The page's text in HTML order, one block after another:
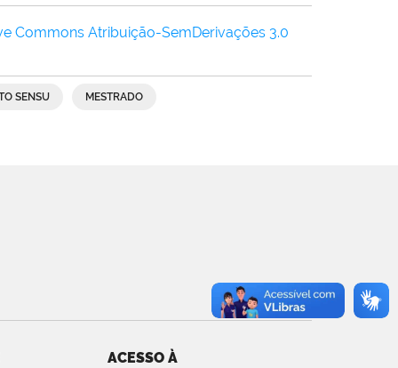
Commons Atribuição-SemDerivações 3.0
SENSU MESTRADO
ACESSO À